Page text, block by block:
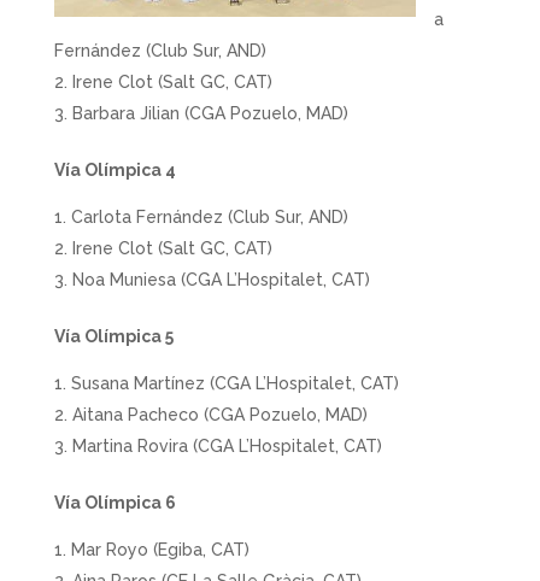
a
Fernández (Club Sur, AND)
Irene Clot (Salt GC, CAT)
Barbara Jilian (CGA Pozuelo, MAD)
Vía Olímpica 4
Carlota Fernández (Club Sur, AND)
Irene Clot (Salt GC, CAT)
Noa Muniesa (CGA L’Hospitalet, CAT)
Vía Olímpica 5
Susana Martínez (CGA L’Hospitalet, CAT)
Aitana Pacheco (CGA Pozuelo, MAD)
Martina Rovira (CGA L’Hospitalet, CAT)
Vía Olímpica 6
Mar Royo (Egiba, CAT)